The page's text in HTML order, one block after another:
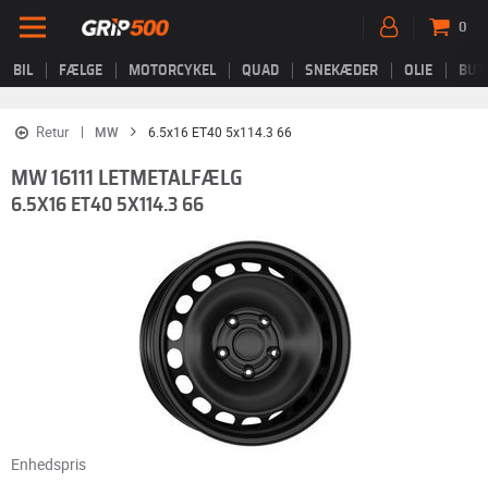
BIL FÆLGE MOTORCYKEL QUAD SNEKÆDER OLIE
0
Retur MW 6.5x16 ET40 5x114.3 66
MW 16111 LETMETALFÆLG
6.5X16 ET40 5X114.3 66
Enhedspris